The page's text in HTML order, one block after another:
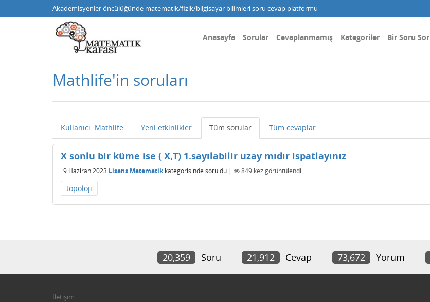
Akademisyenler öncülüğünde matematik/fizik/bilgisayar bilimleri soru cevap platformu
Anasayfa Sorular Cevaplanmamış Kategoriler Bir Soru Sor
Mathlife'in soruları
Kullanıcı: Mathlife Yeni etkinlikler Tüm sorular Tüm cevaplar
X sonlu bir küme ise ( X,T) 1.sayılabilir uzay mıdır ispatlayınız
9 Haziran 2023 Lisans Matematikkategorisinde soruldu | 849 kez görüntülendi
topoloji
20,359 Soru 21,912 Cevap 73,672 Yorum
İletişim